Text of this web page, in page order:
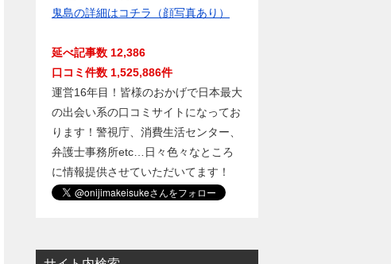
鬼島の詳細はコチラ（顔写真あり）
延べ記事数 12,386
口コミ件数 1,525,886件
運営16年目！皆様のおかげで日本最大
の出会い系の口コミサイトになってお
ります！警視庁、消費生活センター、
弁護士事務所etc…日々色々なところ
に情報提供させていただいてます！